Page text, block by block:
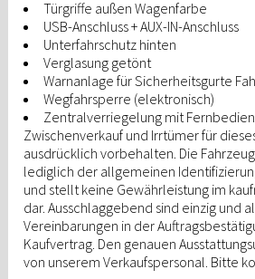
Türgriffe außen Wagenfarbe
USB-Anschluss + AUX-IN-Anschluss
Unterfahrschutz hinten
Verglasung getönt
Warnanlage für Sicherheitsgurte
Wegfahrsperre (elektronisch)
Zentralverriegelung mit
Zwischenverkauf und Irrtümer für
ausdrücklich vorbehalten. Die
lediglich der allgemeinen
und stellt keine Gewährleistung im
dar. Ausschlaggebend sind einzig und
Vereinbarungen in der
Kaufvertrag. Den genauen
von unserem Verkaufspersonal. Bitte